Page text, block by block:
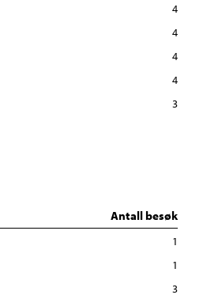
4
4
4
4
3
Antall besøk
1
1
3